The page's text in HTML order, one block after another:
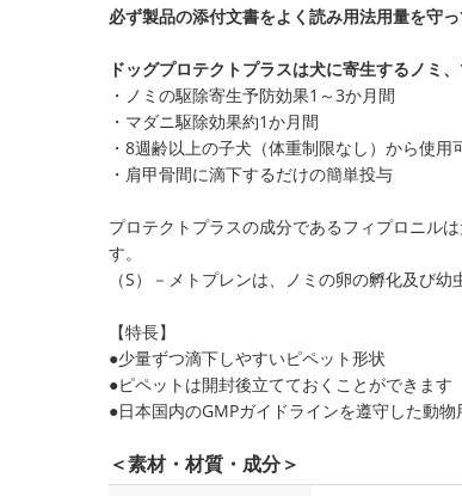
必ず製品の添付文書をよく読み用法用量を守っ
ドッグプロテクトプラスは犬に寄生するノミ
・ノミの駆除寄生予防効果1～3か月間
・マダニ駆除効果約1か月間
・8週齢以上の子犬（体重制限なし）から使用
・肩甲骨間に滴下するだけの簡単投与
プロテクトプラスの成分であるフィプロニル
す。
（S）－メトプレンは、ノミの卵の孵化及び
【特長】
●少量ずつ滴下しやすいピペット形状
●ピペットは開封後立てておくことができます
●日本国内のGMPガイドラインを遵守した動
＜素材・材質・成分＞